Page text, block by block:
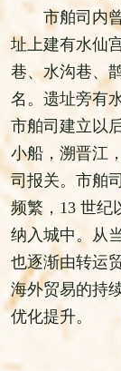
市舶司内曾
址上建有水仙
巷、水沟巷、
名。遗址旁有
市舶司建立以
小船，溯晋江
司报关。市舶
频繁，13 世纪
纳入城中。从
也逐渐由转运
海外贸易的持
优化提升。